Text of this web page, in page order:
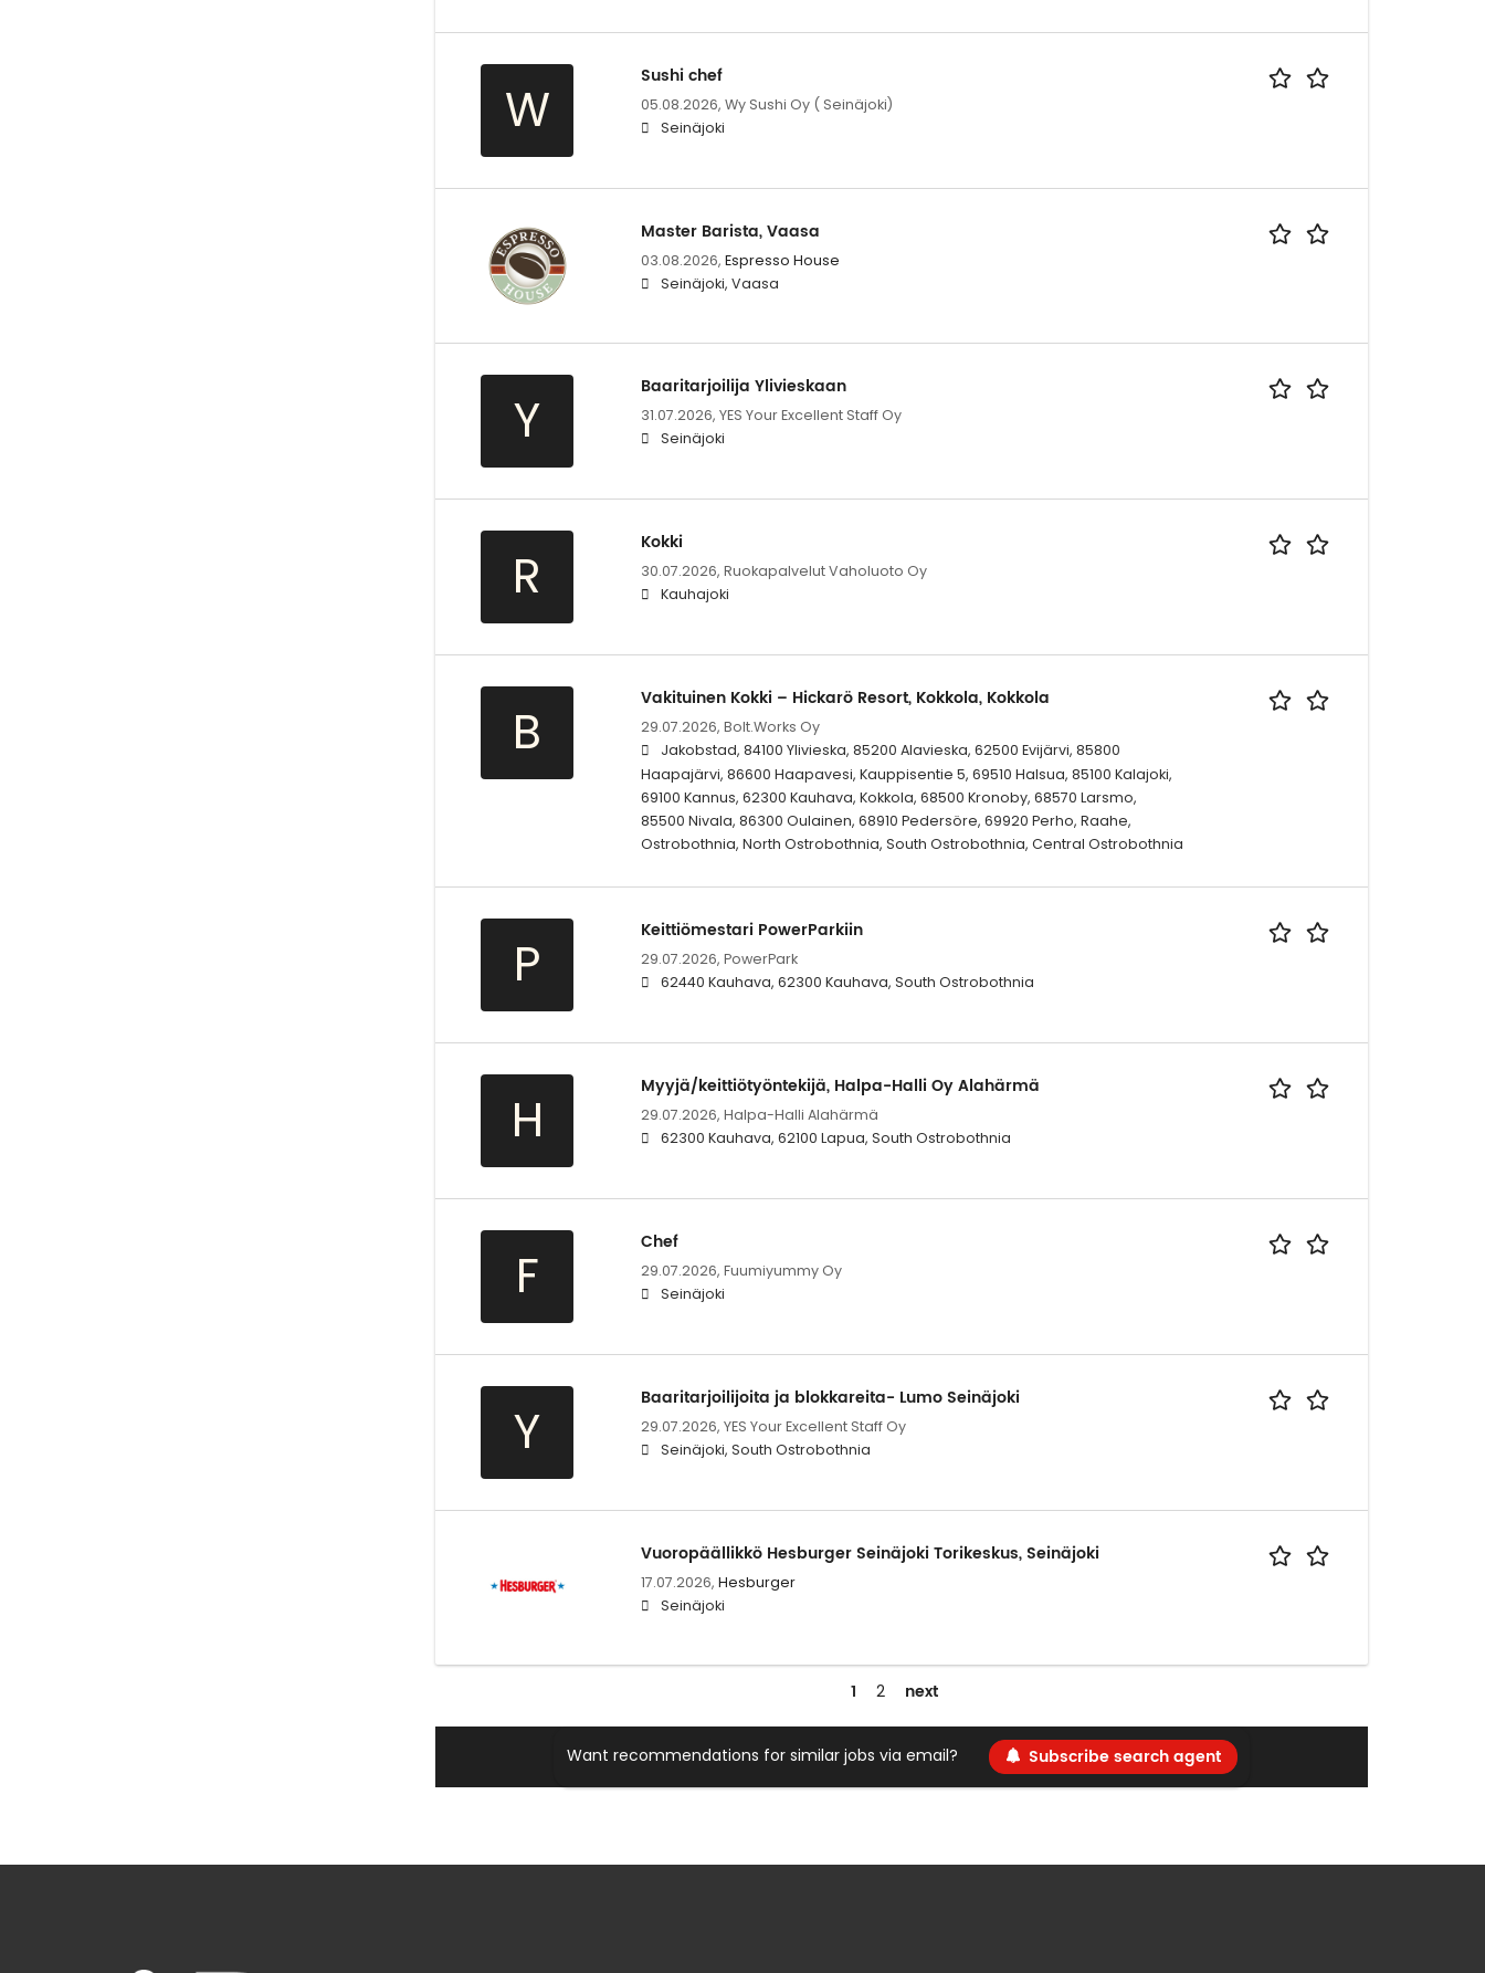
W
Sushi chef
05.08.2026, Wy Sushi Oy ( Seinäjoki)
Seinäjoki
Master Barista, Vaasa
03.08.2026, Espresso House
Seinäjoki, Vaasa
Y
Baaritarjoilija Ylivieskaan
31.07.2026, YES Your Excellent Staff Oy
Seinäjoki
R
Kokki
30.07.2026, Ruokapalvelut Vaholuoto Oy
Kauhajoki
B
Vakituinen Kokki – Hickarö Resort, Kokkola, Kokkola
29.07.2026, Bolt.Works Oy
Jakobstad, 84100 Ylivieska, 85200 Alavieska, 62500 Evijärvi, 85800
Haapajärvi, 86600 Haapavesi, Kauppisentie 5, 69510 Halsua, 85100 Kalajoki,
69100 Kannus, 62300 Kauhava, Kokkola, 68500 Kronoby, 68570 Larsmo,
85500 Nivala, 86300 Oulainen, 68910 Pedersöre, 69920 Perho, Raahe,
Ostrobothnia, North Ostrobothnia, South Ostrobothnia, Central Ostrobothnia
P
Keittiömestari PowerParkiin
29.07.2026, PowerPark
62440 Kauhava, 62300 Kauhava, South Ostrobothnia
H
Myyjä/keittiötyöntekijä, Halpa-Halli Oy Alahärmä
29.07.2026, Halpa-Halli Alahärmä
62300 Kauhava, 62100 Lapua, South Ostrobothnia
F
Chef
29.07.2026, Fuumiyummy Oy
Seinäjoki
Y
Baaritarjoilijoita ja blokkareita- Lumo Seinäjoki
29.07.2026, YES Your Excellent Staff Oy
Seinäjoki, South Ostrobothnia
Vuoropäällikkö Hesburger Seinäjoki Torikeskus, Seinäjoki
17.07.2026, Hesburger
Seinäjoki
1 2 next
Want recommendations for similar jobs via email? Subscribe search agent